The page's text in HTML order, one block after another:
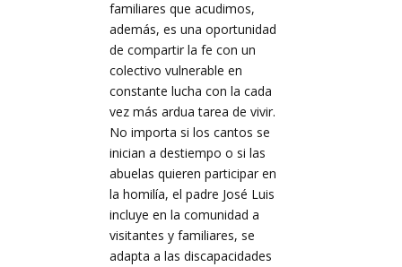
familiares que acudimos,
además, es una oportunidad
de compartir la fe con un
colectivo vulnerable en
constante lucha con la cada
vez más ardua tarea de vivir.
No importa si los cantos se
inician a destiempo o si las
abuelas quieren participar en
la homilía, el padre José Luis
incluye en la comunidad a
visitantes y familiares, se
adapta a las discapacidades